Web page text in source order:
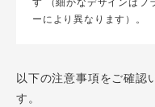
す （細かなデザインはフ
ーにより異なります）。
以下の注意事項をご確認
す。